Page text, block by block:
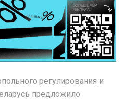
регулирования и
предложило